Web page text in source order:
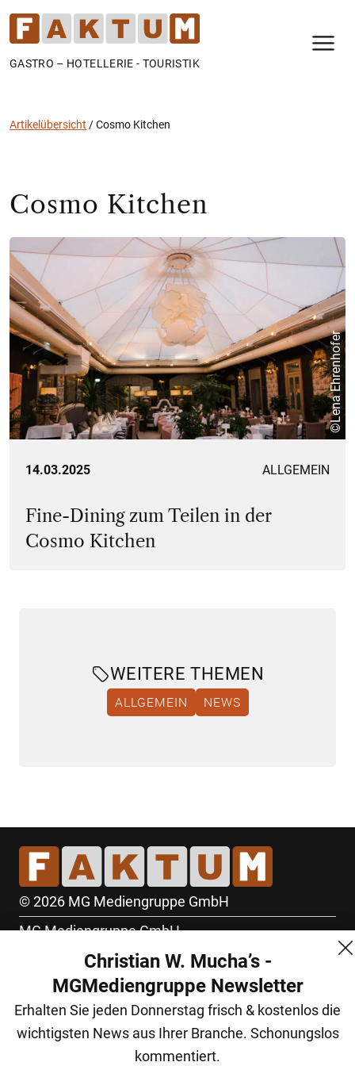
GASTRO – HOTELLERIE - TOURISTIK
Artikelübersicht /Cosmo Kitchen
Cosmo Kitchen
©Lena Ehrenhofer
14.03.2025 ALLGEMEIN
Fine-Dining zum Teilen in der
Cosmo Kitchen
WEITERE THEMEN
ALLGEMEIN NEWS
© 2026 MG Mediengruppe GmbH
MG Mediengruppe GmbH
Burgring 1/7
1010 Wien
+43 (1) 522 14 14
office@mgmedien.at
Christian W. Mucha’s -
MGMediengruppe Newsletter
Erhalten Sie jeden Donnerstag frisch & kostenlos die
wichtigsten News aus Ihrer Branche. Schonungslos
kommentiert.